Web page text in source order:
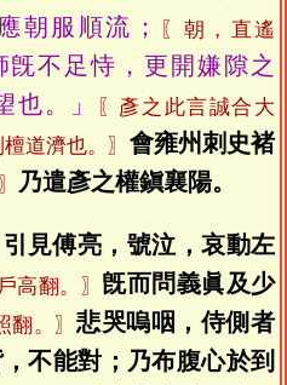
朝服順流；
〖朝，直遙
旣不足恃，更開嫌隙之
也。」
〖彥之此言誠合大
道濟也。〗 會雍州刺史褚
乃遣彥之權鎭襄陽。
見傅亮，號泣，哀動左
高翻。〗 旣而問義眞及少
翻。〗悲哭嗚咽，侍側者
不能對；乃布腹心於到